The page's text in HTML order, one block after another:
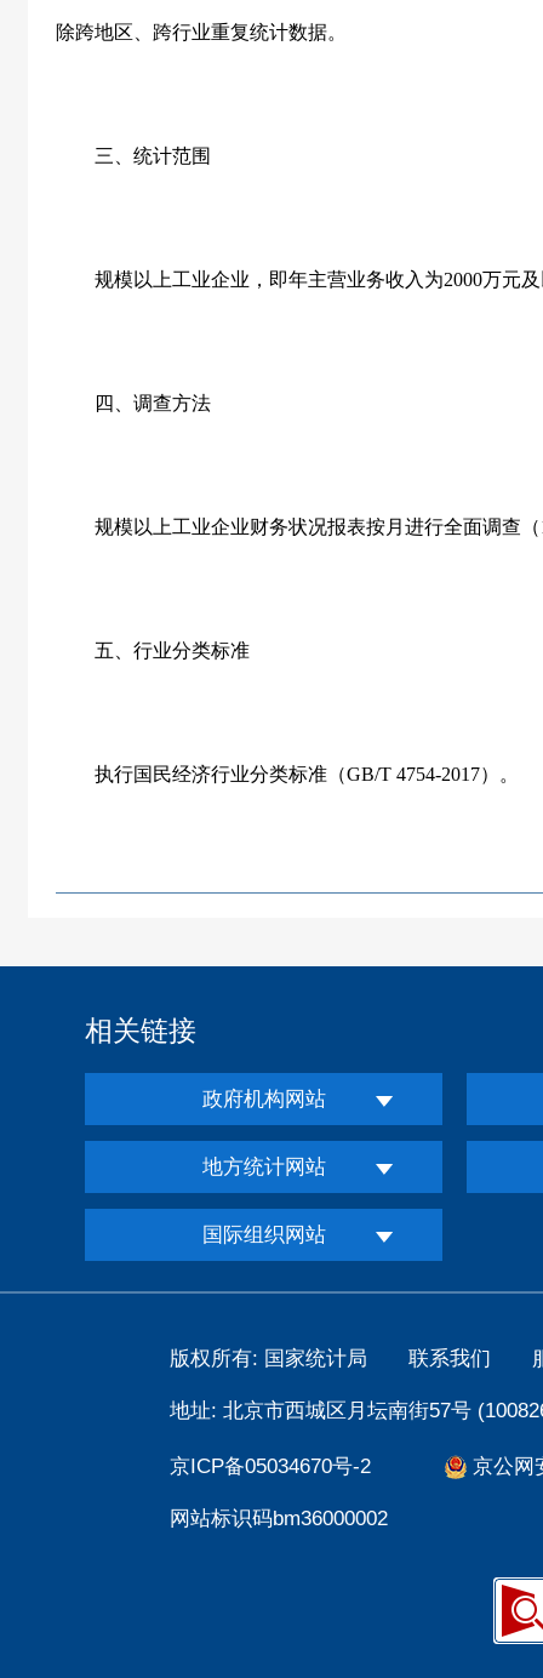
除跨地区、跨行业重复统计数据。
三、统计范围
规模以上工业企业，即年主营业务收入为2000万元及
四、调查方法
规模以上工业企业财务状况报表按月进行全面调查（
五、行业分类标准
执行国民经济行业分类标准（GB/T 4754-2017）。
相关链接
政府机构网站
地方统计网站
国际组织网站
版权所有: 国家统计局 联系我们
地址: 北京市西城区月坛南街57号
京ICP备05034670号-2 京公网
网站标识码bm36000002